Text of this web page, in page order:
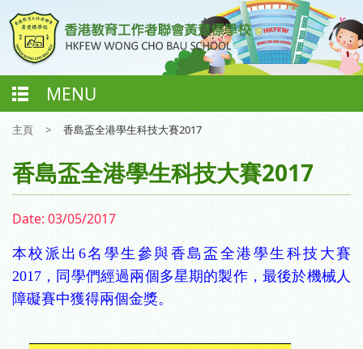
MENU
主頁 > 香島盃全港學生科技大賽2017
香島盃全港學生科技大賽2017
Date: 03/05/2017
本校派出6名學生參與香島盃全港學生科技大賽
2017，同學們經過兩個多星期的製作，最後於機械人
障礙賽中獲得兩個金獎。